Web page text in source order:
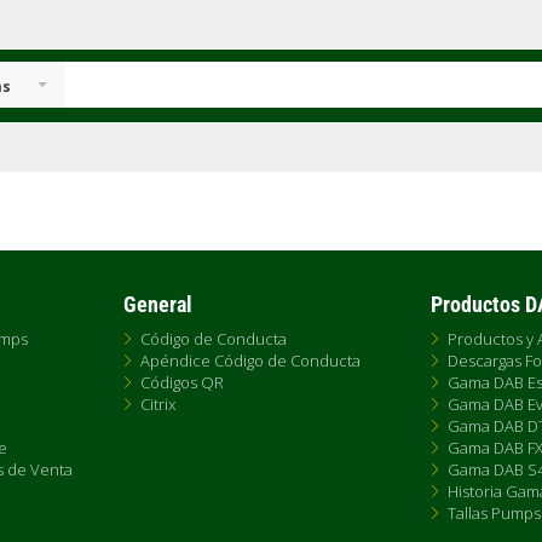
de Venta
General
Código de Conducta
Apéndice Código de Conducta
Códigos QR
Citrix
Productos
Productos y
Descargas
Gama DAB
Gama DAB
Gama DAB
Gama DAB FX
Gama DAB
Historia
Tallas Pumps